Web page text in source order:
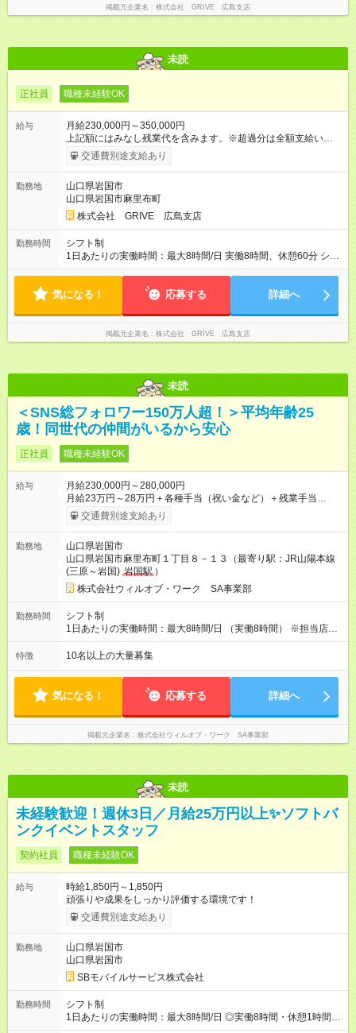
掲載元企業名 株式会社 GRIVE 広島支店
未読
正社員 職種未経験OK
給与
月給230,000円～350,000円
上記額にはみなし残業代を含みます。※超過分は全額支給いたし
ます。 みなし残業代 15,583円／月 みなし残業時間 10時間／月
〈資格手当〉 カテゴリー別SIS検定 カテゴリー別に分かれた検
000円～8，000円/月 ※手当合計30，000円/月 ※最大年2回まで
受験可能(受験資格を満たす必要あり) 【試用期間】試用期間あり
試用期間の長さ：6ヶ月 ※ 雇用形態と給与に、本採用時と異なる
部分があります。 雇用形態：本採用時と同じです。 給与：月
給 220,000円以上 上記額にはみなし残業代を含みます。※超過
分は全額支給いたします。 みなし残業代 14,905円／月 みなし残
交通費別途支給あり
勤務地
山口県岩国市
山口県岩国市麻里布町
株式会社 GRIVE 広島支店
勤務時間
シフト制
1日あたりの実働時間：最大8時間/日 実働8時間、休憩60分 シフ
ト例 10：00~19：00 11：00~20：00 シフトに準ずる形となり
事もプライベートも充実させたい方にはピッタリです！
気になる！ 応募する 詳細へ
掲載元企業名 株式会社 GRIVE 広島支店
未読
＜SNS総フォロワー150万人超！＞平均年齢25
歳！同世代の仲間がいるから安心
正社員 職種未経験OK
給与
月給230,000円～280,000円
月給23万円～28万円＋各種手当（祝い金など）＋残業手当
100％＋賞与年2回 ※年齢、スキルを考慮のうえ、スタート時の
給与を決定します。 ＜年収例＞ 420万円／26歳 リーダー職（月
万円×12か月＋賞与＋各種手当） 320万円／22歳（月給22万円
×12か月＋賞与＋各種手当） 【試用期間】試用期間あり 試用期
間の長さ：2ヶ月 雇用形態、給与は本採用時と同じです。
交通費別途支給あり
勤務地
山口県岩国市
山口県岩国市麻里布町１丁目８－１３（最寄り駅：JR山陽本線
(三原～岩国) 岩国駅 ）
株式会社ウィルオブ・ワーク SA事業部
勤務時間
シフト制
1日あたりの実働時間：最大8時間/日 （実働8時間） ※担当店舗
により異なります。 ※現場では余裕のあるシフトが組めるの
で、1ヶ月の残業は月平均9.3時間と少なめ。定時退勤できる日
特徴 10名以上の大量募集
気になる！ 応募する 詳細へ
掲載元企業名 株式会社ウィルオブ・ワーク SA事業部
未読
未経験歓迎！週休3日／月給25万円以上✨ソフトバ
ンクイベントスタッフ
契約社員 職種未経験OK
給与
時給1,850円～1,850円
頑張りや成果をしっかり評価する環境です！
交通費別途支給あり
勤務地
山口県岩国市
山口県岩国市
SBモバイルサービス株式会社
勤務時間
シフト制
1日あたりの実働時間：最大8時間/日 ◎実働8時間・休憩1時間 ◎
残業は月平均5時間程度です